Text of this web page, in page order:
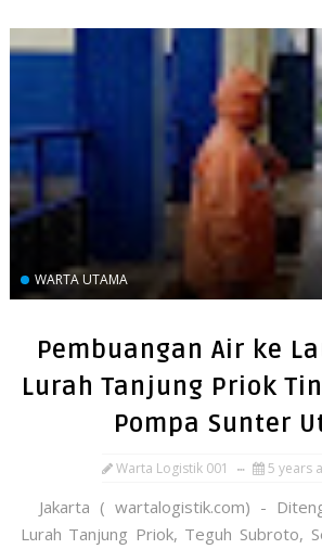
WARTA UTAMA
Pembuangan Air ke
Lurah Tanjung Priok
Pompa Sunter
Warta Logistik 001 5 years
Jakarta ( wartalogistik.com) -
Lurah Tanjung Priok, Teguh Subroto,